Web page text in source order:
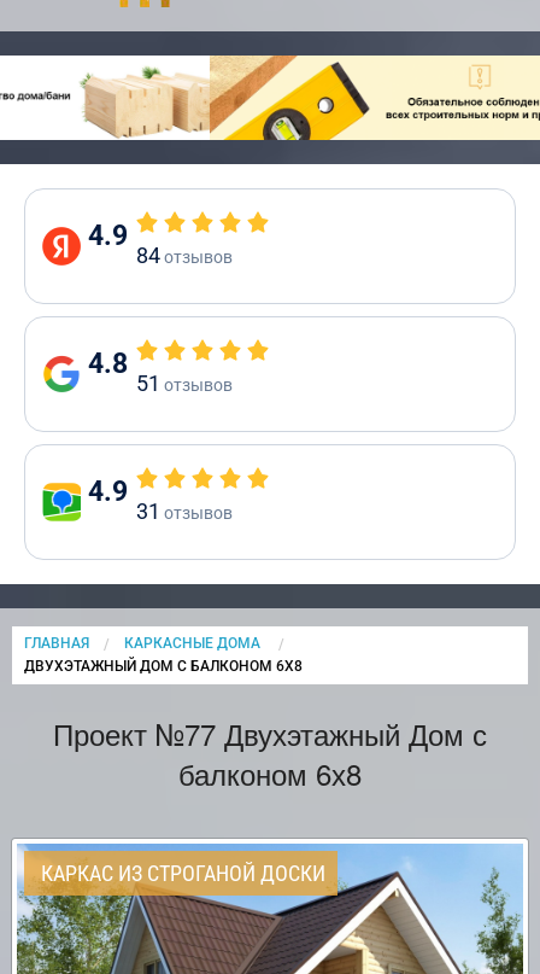
4.9
84отзывов
4.8
51 отзывов
4.9
31 отзывов
ГЛАВНАЯ
КАРКАСНЫЕ ДОМА
CURRENT:
ДВУХЭТАЖНЫЙ ДОМ С БАЛКОНОМ 6Х8
Проект №77 Двухэтажный Дом с
балконом 6х8
КАРКАС ИЗ СТРОГАНОЙ ДОСКИ